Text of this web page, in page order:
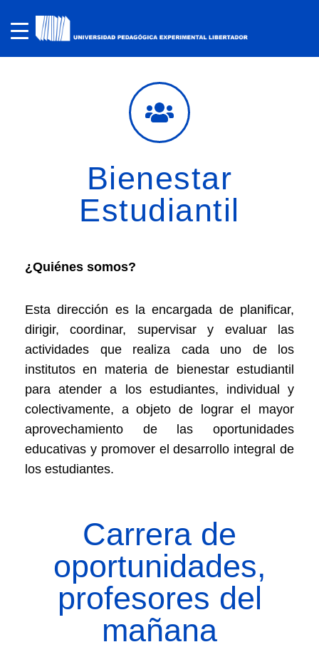
Bienestar
Estudiantil
¿Quiénes somos?
Esta dirección es la encargada de planificar,
dirigir, coordinar, supervisar y evaluar las
actividades que realiza cada uno de los
institutos en materia de bienestar estudiantil
para atender a los estudiantes, individual y
colectivamente, a objeto de lograr el mayor
aprovechamiento de las oportunidades
educativas y promover el desarrollo integral de
los estudiantes.
Carrera de
oportunidades,
profesores del
mañana